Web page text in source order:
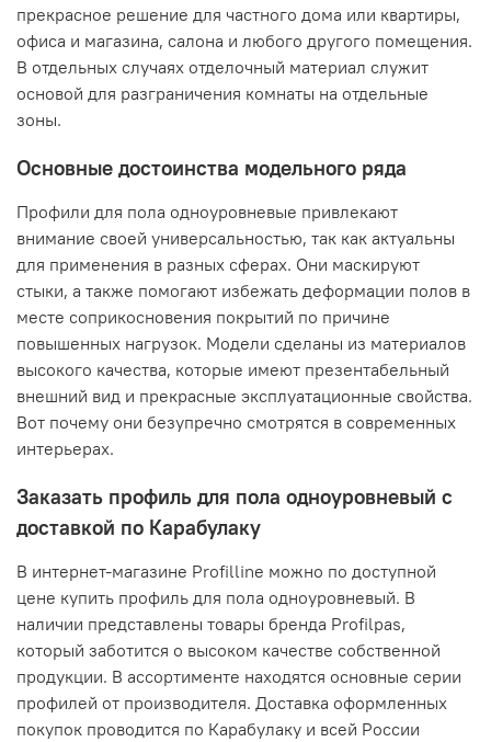
прекрасное решение для частного дома или квартиры,
офиса и магазина, салона и любого другого помещения.
В отдельных случаях отделочный материал служит
основой для разграничения комнаты на отдельные
зоны.
Основные достоинства модельного ряда
Профили для пола одноуровневые привлекают
внимание своей универсальностью, так как актуальны
для применения в разных сферах. Они маскируют
стыки, а также помогают избежать деформации полов в
месте соприкосновения покрытий по причине
повышенных нагрузок. Модели сделаны из материалов
высокого качества, которые имеют презентабельный
внешний вид и прекрасные эксплуатационные свойства.
Вот почему они безупречно смотрятся в современных
интерьерах.
Заказать профиль для пола одноуровневый с
доставкой по Карабулаку
В интернет-магазине Profilline можно по доступной
цене купить профиль для пола одноуровневый. В
наличии представлены товары бренда Profilpas,
который заботится о высоком качестве собственной
продукции. В ассортименте находятся основные серии
профилей от производителя. Доставка оформленных
покупок проводится по Карабулаку и всей России